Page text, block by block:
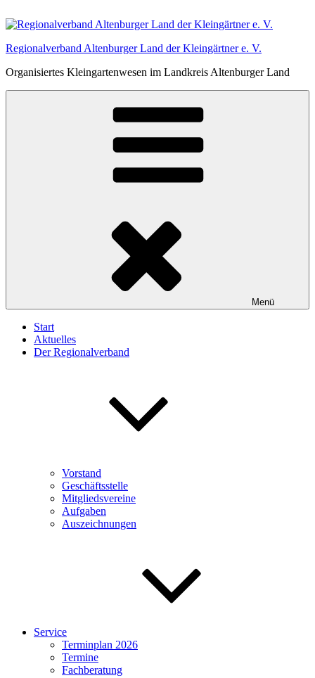
Inhalt
Regionalverband Altenburger Land der Kleingärtner e. V.
Organisiertes Kleingartenwesen im Landkreis Altenburger Land
Menü
Start
Aktuelles
Der Regionalverband
Vorstand
Geschäftsstelle
Mitgliedsvereine
Aufgaben
Auszeichnungen
Service
Terminplan 2026
Termine
Fachberatung